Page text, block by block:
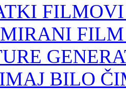
FILMOVI
FILM
BILO